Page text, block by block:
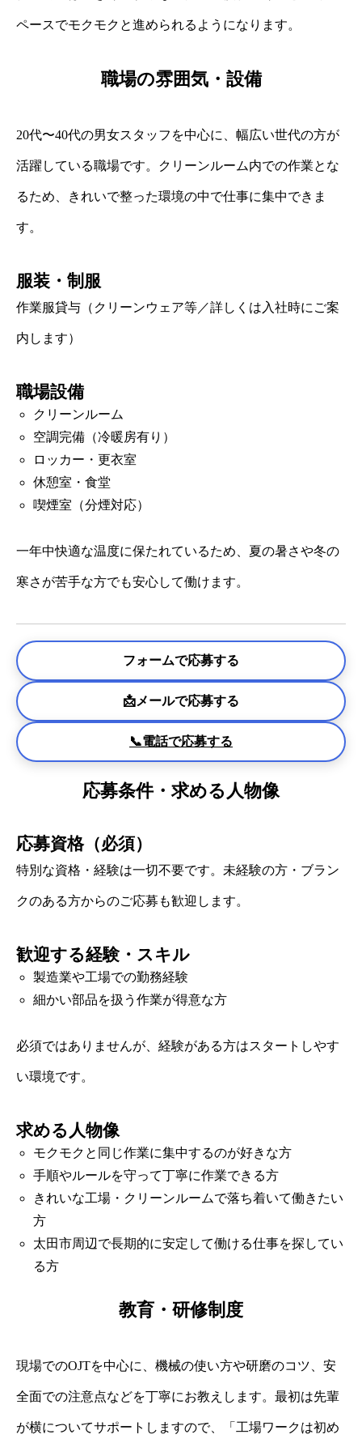
ペースでモクモクと進められるようになります。
職場の雰囲気・設備
20代〜40代の男女スタッフを中心に、幅広い世代の方が
活躍している職場です。クリーンルーム内での作業とな
るため、きれいで整った環境の中で仕事に集中できま
す。
服装・制服
作業服貸与（クリーンウェア等／詳しくは入社時にご案
内します）
職場設備
クリーンルーム
空調完備（冷暖房有り）
ロッカー・更衣室
休憩室・食堂
喫煙室（分煙対応）
一年中快適な温度に保たれているため、夏の暑さや冬の
寒さが苦手な方でも安心して働けます。
フォームで応募する
📩メールで応募する
📞電話で応募する
応募条件・求める人物像
応募資格（必須）
特別な資格・経験は一切不要です。未経験の方・ブラン
クのある方からのご応募も歓迎します。
歓迎する経験・スキル
製造業や工場での勤務経験
細かい部品を扱う作業が得意な方
必須ではありませんが、経験がある方はスタートしやす
い環境です。
求める人物像
モクモクと同じ作業に集中するのが好きな方
手順やルールを守って丁寧に作業できる方
きれいな工場・クリーンルームで落ち着いて働きたい
方
太田市周辺で長期的に安定して働ける仕事を探してい
る方
教育・研修制度
現場でのOJTを中心に、機械の使い方や研磨のコツ、安
全面での注意点などを丁寧にお教えします。最初は先輩
が横についてサポートしますので、「工場ワークは初め